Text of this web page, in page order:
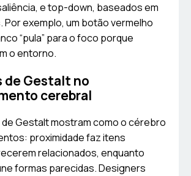
e top-down, baseados em
exemplo, um botão vermelho
“pula” para o foco porque
o entorno.
de Gestalt no
cerebral
Gestalt mostram como o cérebro
proximidade faz itens
relacionados, enquanto
formas parecidas. Designers